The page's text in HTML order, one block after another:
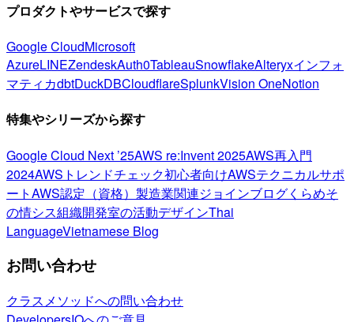
プロダクトやサービスで探す
Google CloudMicrosoft
AzureLINEZendeskAuth0TableauSnowflakeAlteryxインフォ
マティカdbtDuckDBCloudflareSplunkVision OneNotion
特集やシリーズから探す
Google Cloud Next ’25AWS re:Invent 2025AWS再入門
2024AWSトレンドチェック初心者向けAWSテクニカルサポ
ートAWS認定（資格） 製造業関連ジョインブログくらめそ
の情シス組織開発室の活動デザインThai
LanguageVietnamese Blog
お問い合わせ
クラスメソッドへの問い合わせ